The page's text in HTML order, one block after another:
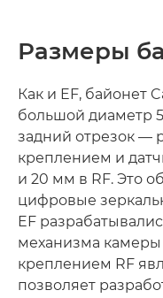
Размеры
Как и EF, байонет
большой диаметр
задний отрезок —
креплением и
и 20 мм в RF. Это
цифровые
EF
механизма камеры
креплением RF
позволяет